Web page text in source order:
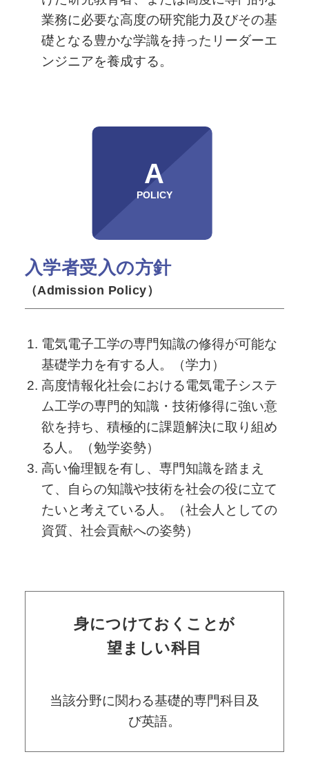
業務に必要な高度の研究能力及びその基
礎となる豊かな学識を持ったリーダーエ
ンジニアを養成する。
A
POLICY
入学者受入の方針
（Admission Policy）
電気電子工学の専門知識の修得が可能な
基礎学力を有する人。（学力）
高度情報化社会における電気電子システ
ム工学の専門的知識・技術修得に強い意
欲を持ち、積極的に課題解決に取り組め
る人。（勉学姿勢）
高い倫理観を有し、専門知識を踏まえ
て、自らの知識や技術を社会の役に立て
たいと考えている人。（社会人としての
資質、社会貢献への姿勢）
身につけておくことが
望ましい科目
当該分野に関わる基礎的専門科目及
び英語。